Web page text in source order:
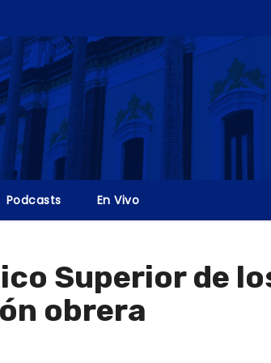
Podcasts En Vivo
Superior de
obrera